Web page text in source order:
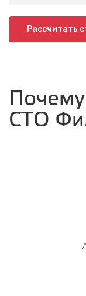
Рассчитать
СТО